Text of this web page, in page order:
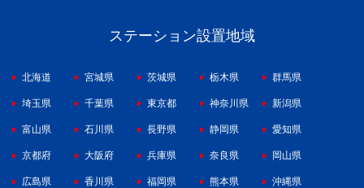
ステーション設置地域
北海道 宮城県 茨城県 栃木県 群馬県
埼玉県 千葉県 東京都 神奈川県 新潟県
富山県 石川県 長野県 静岡県 愛知県
京都府 大阪府 兵庫県 奈良県 岡山県
広島県 香川県 福岡県 熊本県 沖縄県